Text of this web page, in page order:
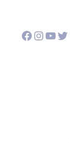
Facebook